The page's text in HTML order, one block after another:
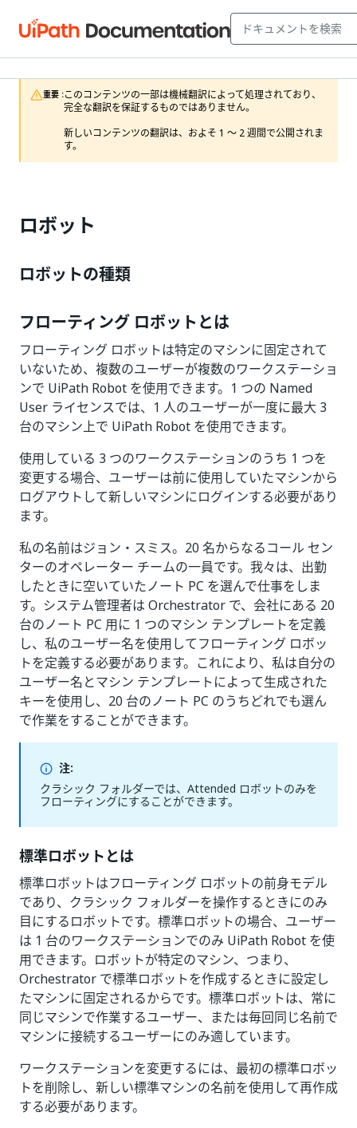
重要 :このコンテンツの一部は機械翻訳によって処理されており、
完全な翻訳を保証するものではありません。
新しいコンテンツの翻訳は、およそ 1 ～ 2 週間で公開されま
す。
ロボット
ロボットの種類
フローティング ロボットとは
フローティング ロボットは特定のマシンに固定されて
いないため、複数のユーザーが複数のワークステーショ
ンで UiPath Robot を使用できます。1 つの Named
User ライセンスでは、1 人のユーザーが一度に最大 3
台のマシン上で UiPath Robot を使用できます。
使用している 3 つのワークステーションのうち 1 つを
変更する場合、ユーザーは前に使用していたマシンから
ログアウトして新しいマシンにログインする必要があり
ます。
私の名前はジョン・スミス。20 名からなるコール セン
ターのオペレーター チームの一員です。我々は、出勤
したときに空いていたノート PC を選んで仕事をしま
す。システム管理者は Orchestrator で、会社にある 20
台のノート PC 用に 1 つのマシン テンプレートを定義
し、私のユーザー名を使用してフローティング ロボッ
トを定義する必要があります。これにより、私は自分の
ユーザー名とマシン テンプレートによって生成された
キーを使用し、20 台のノート PC のうちどれでも選ん
で作業をすることができます。
注:
クラシック フォルダーでは、Attended ロボットのみを
フローティングにすることができます。
標準ロボットとは
標準ロボットはフローティング ロボットの前身モデル
であり、クラシック フォルダーを操作するときにのみ
目にするロボットです。標準ロボットの場合、ユーザー
は 1 台のワークステーションでのみ UiPath Robot を使
用できます。ロボットが特定のマシン、つまり、
Orchestrator で標準ロボットを作成するときに設定し
たマシンに固定されるからです。標準ロボットは、常に
同じマシンで作業するユーザー、または毎回同じ名前で
マシンに接続するユーザーにのみ適しています。
ワークステーションを変更するには、最初の標準ロボッ
トを削除し、新しい標準マシンの名前を使用して再作成
する必要があります。